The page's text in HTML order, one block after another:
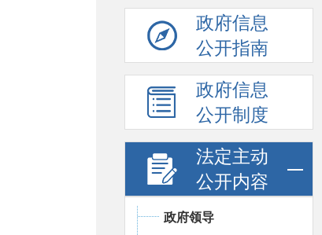
政府信息
公开指南
政府信息
公开制度
法定主动
公开内容
政府领导